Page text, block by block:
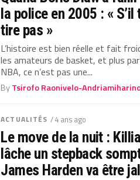
la police en 2005 : «
tire pas »
L’histoire est bien réelle et fait
les amateurs de basket, et plus
NBA, ce n’est pas une...
ByTsirofo Raonivelo-
ACTUALITÉS / 4 ans ago
Le move de la nuit :
lâche un stepback
James Harden va être